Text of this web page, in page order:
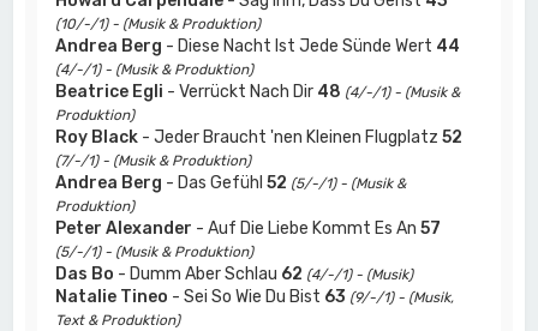
(10/-/1) - (Musik & Produktion)
Andrea Berg - Diese Nacht Ist Jede Sünde Wert 44
(4/-/1) - (Musik & Produktion)
Beatrice Egli - Verrückt Nach Dir 48 (4/-/1) - (Musik &
Produktion)
Roy Black - Jeder Braucht 'nen Kleinen Flugplatz52
(7/-/1) - (Musik & Produktion)
Andrea Berg - Das Gefühl52 (5/-/1) - (Musik &
Produktion)
Peter Alexander - Auf Die Liebe Kommt Es An57
(5/-/1) - (Musik & Produktion)
Das Bo - Dumm Aber Schlau 62 (4/-/1) - (Musik)
Natalie Tineo - Sei So Wie Du Bist 63 (9/-/1) - (Musik,
Text & Produktion)